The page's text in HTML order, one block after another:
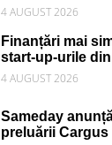
4 AUGUST 2026
Finanțări mai
start-up-urile
4 AUGUST 2026
Sameday
preluării Cargus